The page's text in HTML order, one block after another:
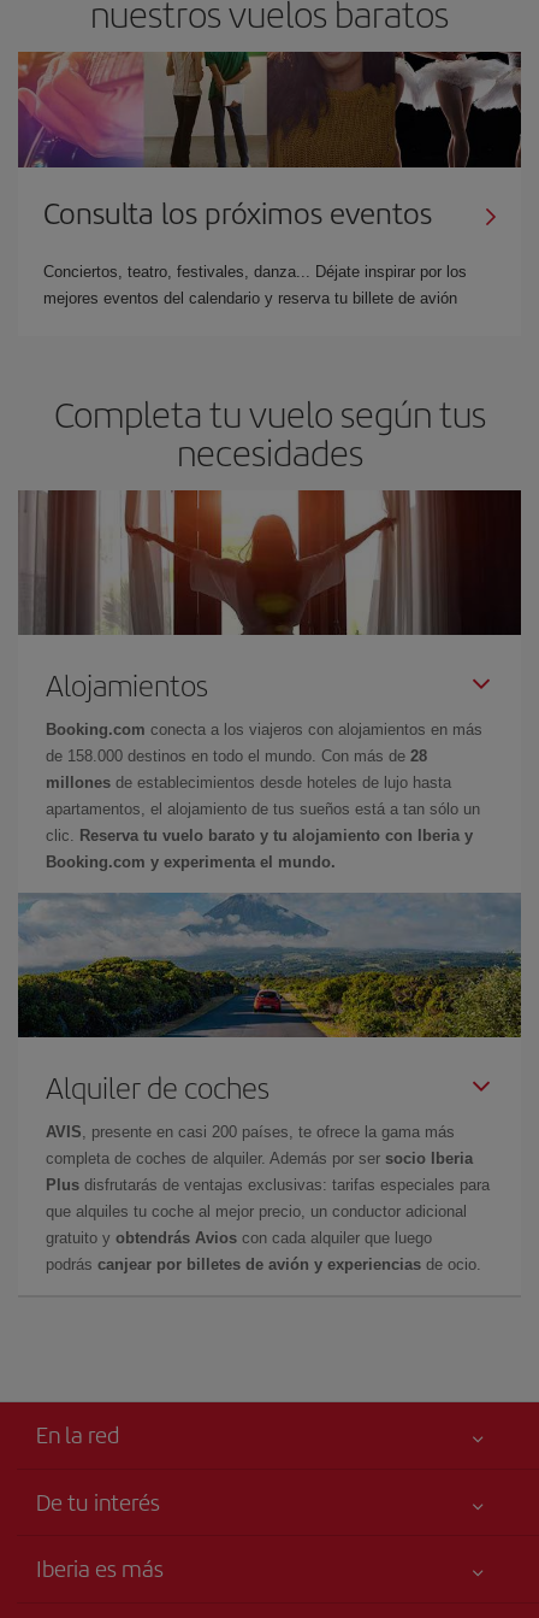
nuestros vuelos baratos
Consulta los próximos eventos
Conciertos, teatro, festivales, danza... Déjate inspirar por los
mejores eventos del calendario y reserva tu billete de avión
Completa tu vuelo según tus
necesidades
Alojamientos
Booking.com conecta a los viajeros con alojamientos en más
de 158.000 destinos en todo el mundo. Con más de 28
millones de establecimientos desde hoteles de lujo hasta
apartamentos, el alojamiento de tus sueños está a tan sólo un
clic.
Reserva tu vuelo barato y tu alojamiento con Iberia y
Booking.com y experimenta el mundo.
Alquiler de coches
AVIS , presente en casi 200 países, te ofrece la gama más
completa de coches de alquiler. Además por ser socio Iberia
Plus disfrutarás de ventajas exclusivas: tarifas especiales para
que alquiles tu coche al mejor precio, un conductor adicional
gratuito y obtendrás Avios con cada alquiler que luego
podrás canjear por billetes de avión y experiencias de ocio.
En la red
De tu interés
Accesibilidad
Iberia es más